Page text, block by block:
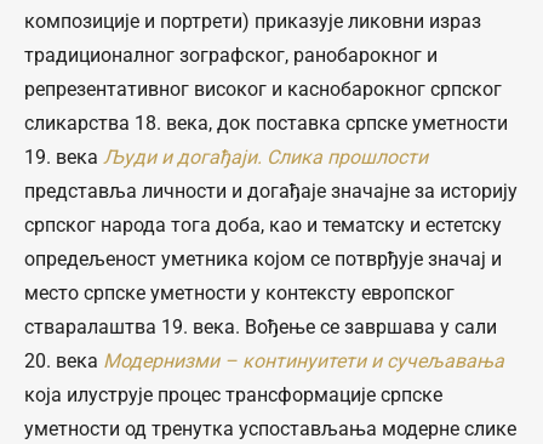
композиције и портрети) приказује ликовни израз
традиционалног зографског, ранобарокног и
репрезентативног високог и каснобарокног српског
сликарства 18. века, док поставка српске уметности
19. века Људи и догађаји. Слика прошлости
представља личности и догађаје значајне за историју
српског народа тога доба, као и тематску и естетску
опредељеност уметника којом се потврђује значај и
место српске уметности у контексту европског
стваралаштва 19. века. Вођење се завршава у сали
20. века Модернизми – континуитети и сучељавања
која илуструје процес трансформације српске
уметности од тренутка успостављања модерне слике